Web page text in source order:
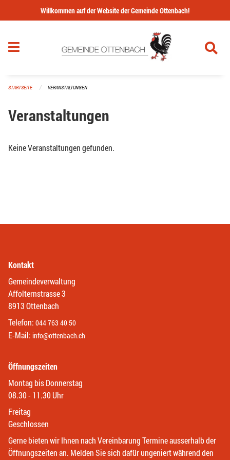
Navigation überspringen
Willkommen auf der Website der Gemeinde Ottenbach!
STARTSEITE VERANSTALTUNGEN
Veranstaltungen
Keine Veranstaltungen gefunden.
Kontakt
Gemeindeverwaltung
Affolternstrasse 3
8913 Ottenbach
Telefon: 044 763 40 50
E-Mail: info@ottenbach.ch
Öffnungszeiten
Montag bis Donnerstag
08.30 - 11.30 Uhr
Freitag
Geschlossen
Gerne bieten wir Ihnen nach Vereinbarung Termine ausserhalb der
Öffnungszeiten an. Melden Sie sich dafür ungeniert während den